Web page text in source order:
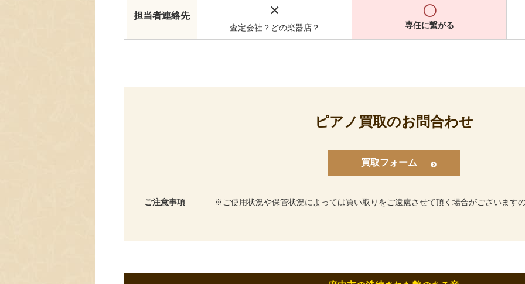
担当者連絡先 ×
査定会社？どの楽器店？
〇
専任に繋がる
ピアノ買取のお問合わせ
買取フォーム
ご注意事項 ご使用状況や保管状況によっては買い取りをご遠慮させて頂く場合がございます